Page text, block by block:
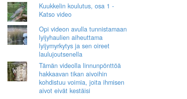
Kuukkelin koulutus, osa 1 -
Katso video
Opi videon avulla tunnistamaan
lyijyhaulien aiheuttama
lyijymyrkytys ja sen oireet
laulujoutsenella
Tämän videolla linnunpönttöä
hakkaavan tikan aivoihin
kohdistuu voimia, joita ihmisen
aivot eivät kestäisi